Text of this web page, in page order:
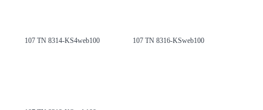
107 TN 8314-KS4web100 107 TN 8316-KSweb100